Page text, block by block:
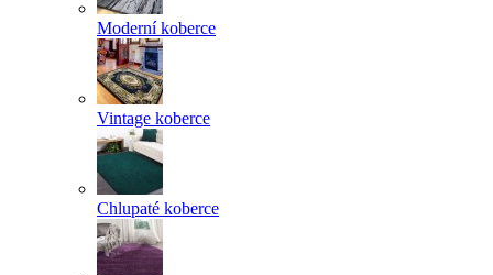
Moderní koberce
Vintage koberce
Chlupaté koberce